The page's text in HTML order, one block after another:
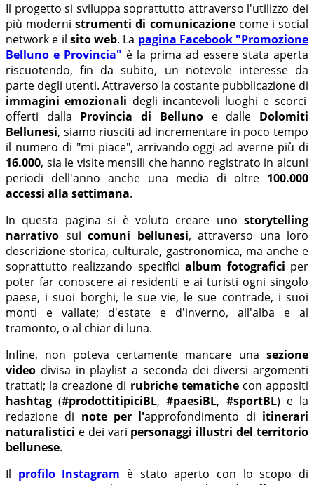
Il progetto si sviluppa soprattutto attraverso l'utilizzo dei
più modernistrumenti di comunicazionecome i social
network e il sito web. La pagina Facebook "Promozione
Belluno e Provincia" è la prima ad essere stata aperta
riscuotendo, fin da subito, un notevole interesse da
parte degli utenti. Attraverso la costante pubblicazione di
immagini emozionali degli incantevoli luoghi e scorci
offerti dalla Provincia di Bellunoe dalle Dolomiti
Bellunesi, siamo riusciti ad incrementare in poco tempo
il numero di "mi piace", arrivando oggi ad averne più di
16.000, sia le visite mensili che hanno registrato in alcuni
periodi dell'anno anche una media di oltre 100.000
accessi alla settimana.
In questa pagina si è voluto creare uno storytelling
narrativo sui comuni bellunesi, attraverso una loro
descrizione storica, culturale, gastronomica, ma anche e
soprattutto realizzando specificialbum fotografici per
poter far conoscere ai residenti e ai turisti ogni singolo
paese, i suoi borghi, le sue vie, le sue contrade, i suoi
monti e vallate; d'estate e d'inverno, all'alba e al
tramonto, o al chiar di luna.
Infine, non poteva certamente mancare una sezione
video divisa in playlist a seconda dei diversi argomenti
trattati; la creazione di rubriche tematichecon appositi
hashtag (#prodottitipiciBL,#paesiBL, #sportBL) e la
redazione di note per l'approfondimento di itinerari
naturalistici e dei vari personaggi illustri del territorio
bellunese.
Il profilo Instagram è stato aperto con lo scopo di